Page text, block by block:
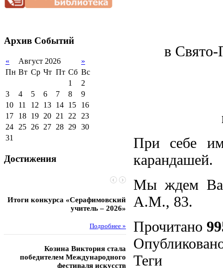
обучающихся
Международное
Организация питания в
образовательной
организации
2012-2013 уч.год
Архив Событий
« Август 2026
»
Пн Вт Ср Чт Пт Сб Вс
1
2
3
4 5 6 7 8
9
10
11 12 13 14 15
16
17
18 19 20 21 22 23
24 25 26 27 28 29 30
31
Достижения
Итоги конкурса «Серафимовский
учитель – 2026»
Подробнее »
Козина Виктория стала
победителем Международного
фестиваля искусств
Чебаненко Глеб стал
областных
Музафаров Пётр стал
в Свято-
При себе
карандашей.
Мы ждем Вас
А.М., 83.
Прочитано
Теги